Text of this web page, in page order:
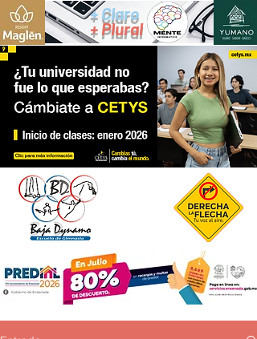
+ Claro
+ Plural